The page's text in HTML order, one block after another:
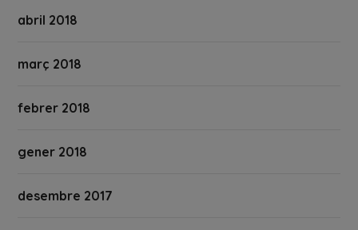
abril 2018
març 2018
febrer 2018
gener 2018
desembre 2017